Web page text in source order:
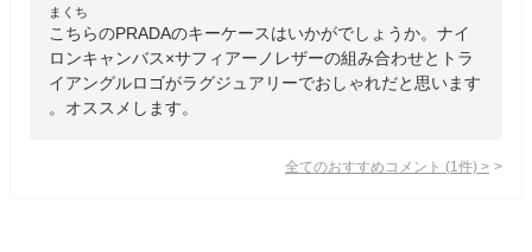
まくち
こちらのPRADAのキーケースはいかがでしょうか。ナイ
ロンキャンバス×サフィアーノレザーの組み合わせとトラ
イアングルロゴがラグジュアリーでおしゃれだと思います
。オススメします。
全てのおすすめコメント (1 件) >